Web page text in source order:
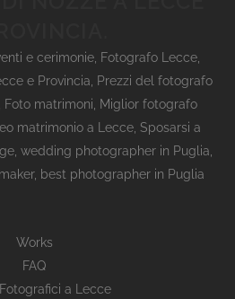
e cerimonie, Fotografo Lecce,
e Provincia
Prezzi del fotografo
Foto matrimoni
Miglior fotografo
matrimonio a Lecce Sposarsi a
wedding photographer in Puglia,
best photographer in Puglia
Works
FAQ
a Lecce